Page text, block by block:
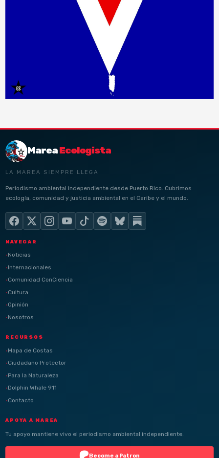
MareaEcologista
LA MAREA SIEMPRE LLEGA
Periodismo ambiental independiente desde Puerto Rico. Cubrimos
ecología, comunidad y justicia ambiental en el Caribe y el mundo.
NAVEGAR
Noticias
Internacionales
Comunidad ConCiencia
Cultura
Opinión
Nosotros
RECURSOS
Mapa de Costas
Ciudadano Protector
Para la Naturaleza
Dolphin Whale 911
Contacto
APOYA A MAREA
Tu apoyo mantiene vivo el periodismo ambiental independiente.
Become a Patron